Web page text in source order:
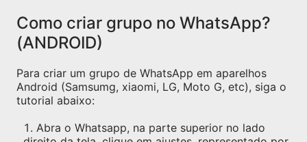
Como criar grupo no WhatsApp?
(ANDROID)
Para criar um grupo de WhatsApp em aparelhos
Android (Samsumg, xiaomi, LG, Moto G, etc), siga o
tutorial abaixo:
Abra o Whatsapp, na parte superior no lado